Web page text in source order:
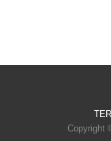
Copyright